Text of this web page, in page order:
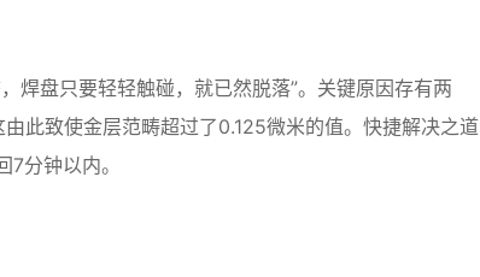
焊盘只要轻轻触碰，就已然脱落”。关键原因存有两
此致使金层范畴超过了0.125微米的值。快捷解决之道
分钟以内。